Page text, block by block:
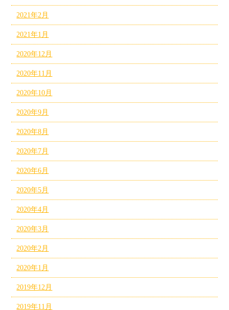
2021年2月
2021年1月
2020年12月
2020年11月
2020年10月
2020年9月
2020年8月
2020年7月
2020年6月
2020年5月
2020年4月
2020年3月
2020年2月
2020年1月
2019年12月
2019年11月